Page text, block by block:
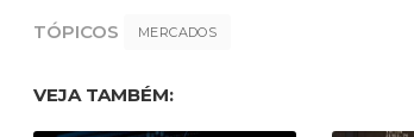
TÓPICOS MERCADOS
VEJA TAMBÉM: